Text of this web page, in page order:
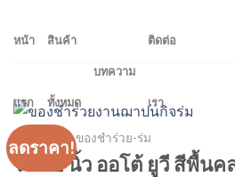
หน้า
แรก
สินค้า
ทั้งหมด
บทความ
ติดต่อ
เรา
ลดราคา!ของชำร่วย-ร่ม
ร่ม 22 นิ้ว ออโต้ ยูวี สีพื้นค